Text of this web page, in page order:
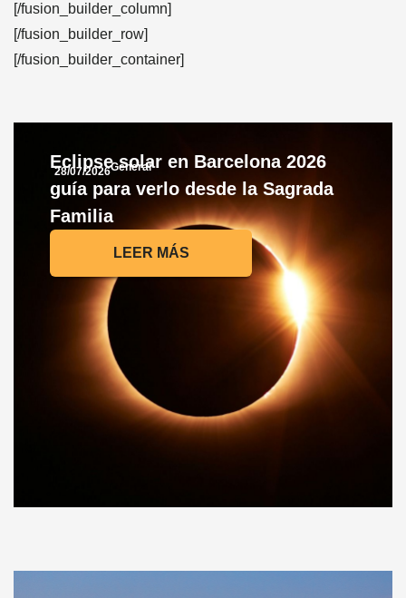
[/fusion_builder_column]
[/fusion_builder_row]
[/fusion_builder_container]
28/07/2026General
Eclipse solar en Barcelona 2026
guía para verlo desde la Sagrada
Familia
LEER MÁS